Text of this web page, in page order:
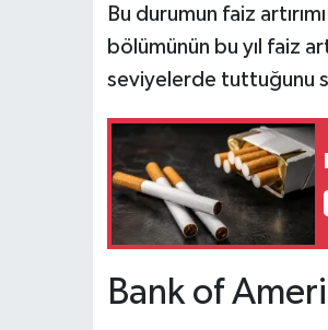
Bu durumun faiz
bölümünün bu yıl faiz
seviyelerde tuttuğunu
Bank of